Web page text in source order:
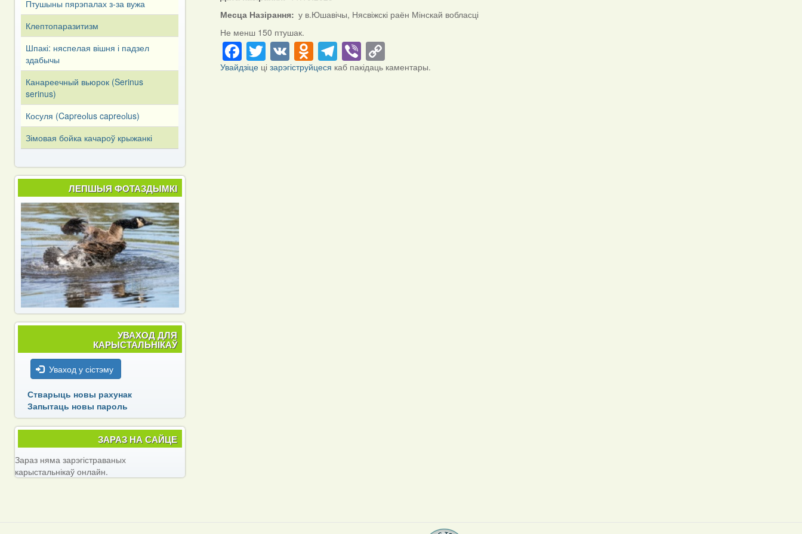
Месца Назірання
у в.Юшавічы, Нясвіжскі раён Мінскай вобласці
Не менш 150 птушак.
Facebook
Twitter
VKOdnoklassniki
Telegram
Viber
Link
Увайдзіце цізарэгіструйцеся каб пакідаць каментары.
Птушыны пярэпалах з-за вужа
Клептопаразитизм
Шпакі: няспелая вішня і падзел
здабычы
Канареечный вьюрок (Serinus
serinus)
Косуля (Capreоlus capreоlus)
Зімовая бойка качароў крыжанкі
ЛЕПШЫЯ ФОТАЗДЫМКІ
УВАХОД ДЛЯ
КАРЫСТАЛЬНІКАЎ
Уваход у сістэму
Стварыць новы рахунак
Запытаць новы пароль
ЗАРАЗ НА САЙЦЕ
Зараз няма зарэгістраваных
карыстальнікаў онлайн.